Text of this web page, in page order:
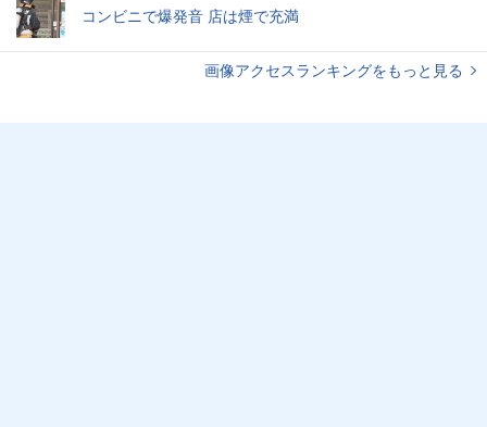
コンビニで爆発音 店は煙で充満
画像アクセスランキングをもっと見る